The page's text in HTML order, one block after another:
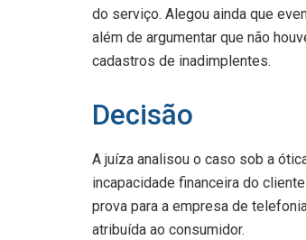
do serviço. Alegou ainda que
além de argumentar que não
cadastros de inadimplentes.
Decisão
A juíza analisou o caso sob a
incapacidade financeira do
prova para a empresa de
atribuída ao consumidor.